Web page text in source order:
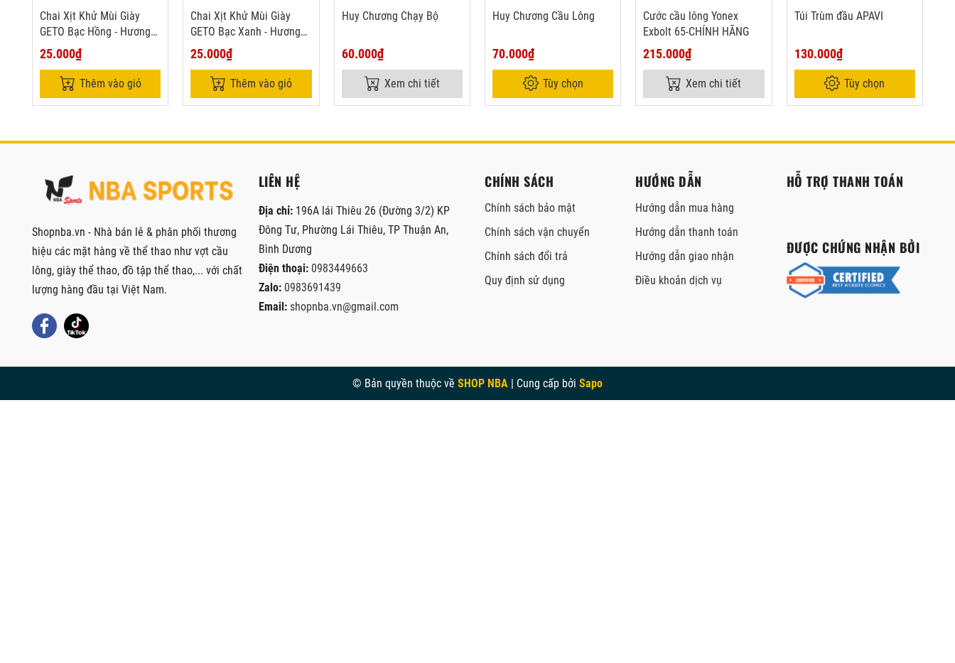
Chai Xịt Khử Mùi Giày
GETO Bạc Hồng - Hương
Đào
25.000₫
Thêm vào giỏ
Chai Xịt Khử Mùi Giày
GETO Bạc Xanh - Hương
biển
25.000₫
Thêm vào giỏ
Huy Chương Chạy Bộ
60.000₫
Xem chi tiết
Huy Chương Cầu Lông
70.000₫
Tùy chọn
Cước cầu lông Yonex
Exbolt 65-CHÍNH HÃNG
215.000₫
Xem chi tiết
Túi Trùm đầu APAVI
130.000₫
Tùy chọn
Shopnba.vn - Nhà bán lẻ & phân phối thương
hiệu các mặt hàng về thể thao như vợt cầu
lông, giày thể thao, đồ tập thể thao,... với chất
lượng hàng đầu tại Việt Nam.
LIÊN HỆ
Địa chỉ: 196A lái Thiêu 26 (Đường 3/2) KP
Đông Tư, Phường Lái Thiêu, TP Thuận An,
Bình Dương
Điện thoại: 0983449663
Zalo: 0983691439
Email: shopnba.vn@gmail.com
CHÍNH SÁCH
Chính sách bảo mật
Chính sách vận chuyển
Chính sách đổi trả
Quy định sử dụng
HƯỚNG DẪN
Hướng dẫn mua hàng
Hướng dẫn thanh toán
Hướng dẫn giao nhận
Điều khoản dịch vụ
HỖ TRỢ THANH TOÁN
ĐƯỢC CHỨNG NHẬN BỞI
© Bản quyền thuộc về SHOP NBA Cung cấp bởi Sapo